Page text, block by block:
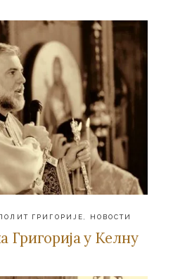
ГРИГОРИЈЕ НОВОСТИ
Григорија у Келну